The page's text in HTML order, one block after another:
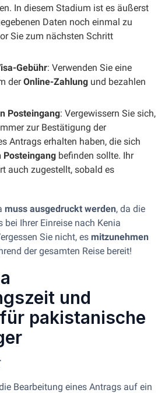
In diesem Stadium ist es äußerst
Daten noch einmal zu
Sie zum nächsten Schritt
Gebühr: Verwenden Sie eine
derOnline-Zahlung und bezahlen
Posteingang: Vergewissern Sie sich,
zur Bestätigung der
Antrags erhalten haben, die sich
Posteingang befinden sollte. Ihr
auch zugestellt, sobald es
muss ausgedruckt werden, da die
Ihrer Einreise nach Kenia
Sie nicht, es mitzunehmen
der gesamten Reise bereit!
und
pakistanische
Bearbeitung eines Antrags auf ein